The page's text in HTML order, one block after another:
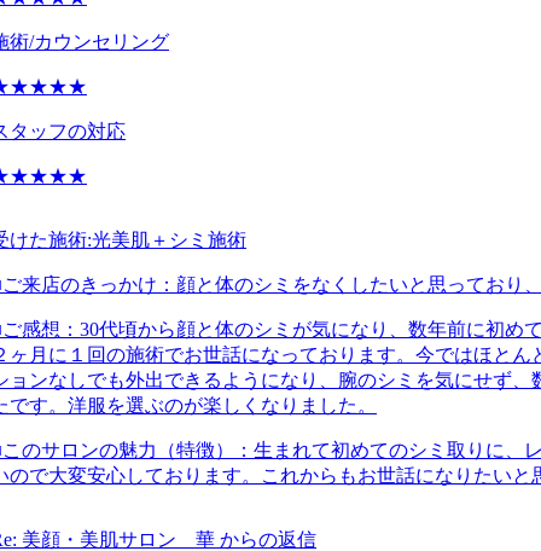
術/カウンセリング
タッフの対応
けた施術:光美肌＋シミ施術
来店のきっかけ： 顔と体のシミをなくしたいと思っており
感想： 30代頃から顔と体のシミが気になり、数年前に初め
ヶ月に１回の施術でお世話になっております。今ではほと
ョンなしでも外出できるようになり、腕のシミを気にせず
です。洋服を選ぶのが楽しくなりました。
のサロンの魅力（特徴）： 生まれて初めてのシミ取りに、
ので大変安心しております。これからもお世話になりたいと
美顔・美肌サロン 華 からの返信